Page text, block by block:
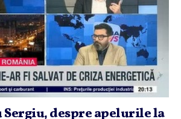
Sergiu, despre apelurile la